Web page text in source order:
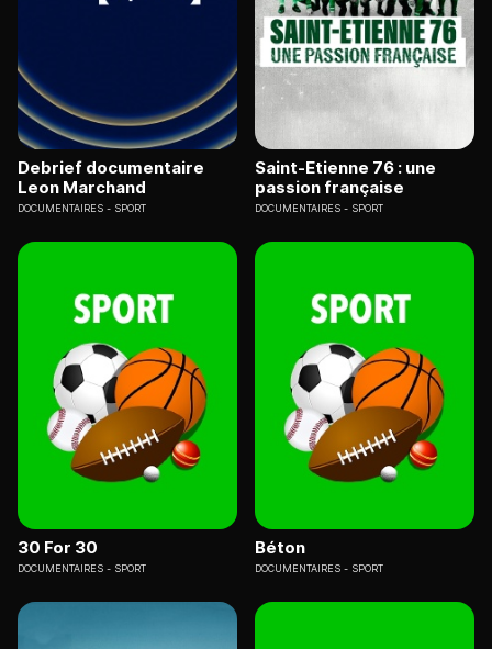
Debrief documentaire
Leon Marchand
DOCUMENTAIRES SPORT
Saint-Etienne 76 : une
passion française
DOCUMENTAIRES SPORT
30 For 30
DOCUMENTAIRES SPORT
Béton
DOCUMENTAIRES SPORT